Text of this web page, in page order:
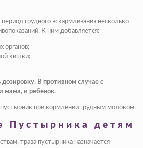
грудного вскармливания несколько
К ним добавляется:
органов;
кишки;
В противном случае с
мама, и ребенок.
при кормлении грудным молоком
Пустырника детям
трава пустырника назначается